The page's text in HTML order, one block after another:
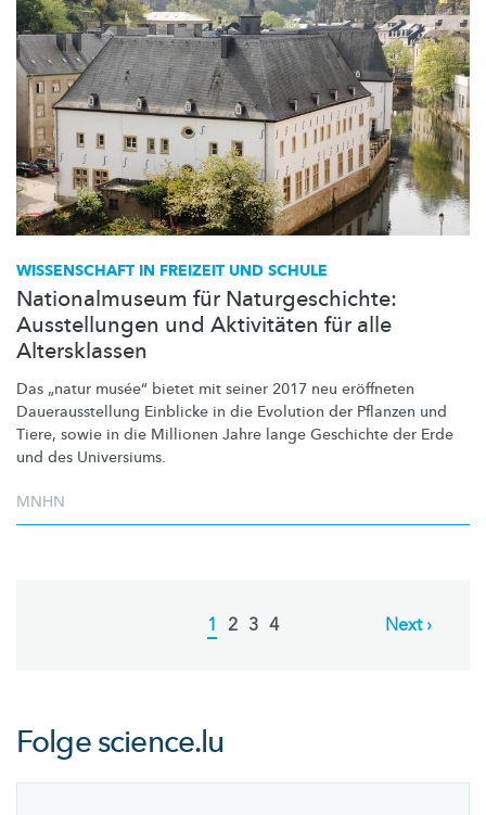
WISSENSCHAFT IN FREIZEIT UND SCHULE
Nationalmuseum für Naturgeschichte:
Ausstellungen und Aktivitäten für alle
Altersklassen
Das „natur musée“ bietet mit seiner 2017 neu eröffneten
Dauerausstellung Einblicke in die Evolution der Pflanzen und
Tiere, sowie in die Millionen Jahre lange Geschichte der Erde
und des Universiums.
MNHN
Current
1 Page
2 Page
3 Page
4
Next
Next ›
Folgescience.lu